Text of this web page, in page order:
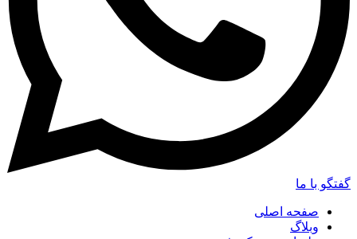
گفتگو با ما
صفحه اصلی
وبلاگ